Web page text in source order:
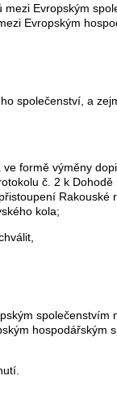
Evropským
Evropským
společenství, a
formě výměny
č. 2 k
kola;
hospodářským
náhrady
škody